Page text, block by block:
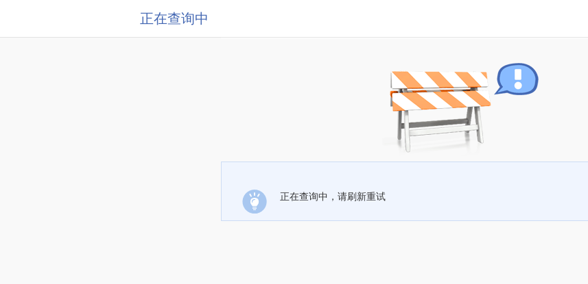
正在查询中
正在查询中，请刷新重试